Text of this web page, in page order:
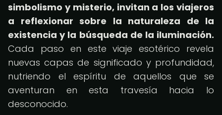
simbolismo y misterio, invitan a los viajeros
a reflexionar sobre la naturaleza de la
existencia y la búsqueda de la iluminación.
Cada paso en este viaje esotérico revela
nuevas capas de significado y profundidad,
nutriendo el espíritu de aquellos que se
aventuran en esta travesía hacia lo
desconocido.